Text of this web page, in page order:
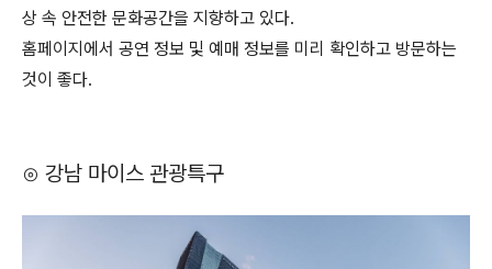
상 속 안전한 문화공간을 지향하고 있다.
홈페이지에서 공연 정보 및 예매 정보를 미리 확인하고 방문하는
것이 좋다.
⊙ 강남 마이스 관광특구